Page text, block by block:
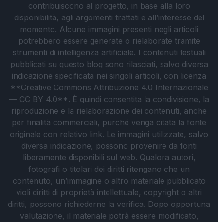
contribuiscono al progetto, in base alla loro
disponibilità, agli argomenti trattati e all’interesse del
momento. Alcune immagini presenti negli articoli
potrebbero essere generate o rielaborate tramite
strumenti di intelligenza artificiale. I contenuti testuali
pubblicati su questo blog sono rilasciati, salvo diversa
indicazione specificata nei singoli articoli, con licenza
**Creative Commons Attribuzione 4.0 Internazionale
— CC BY 4.0**. È quindi consentita la condivisione, la
riproduzione e la rielaborazione dei contenuti, anche
per finalità commerciali, purché venga citata la fonte
originale con relativo link. Le immagini utilizzate, salvo
diversa indicazione, possono provenire da fonti
liberamente disponibili sul web. Qualora autori,
fotografi o titolari dei diritti ritengano che un
contenuto, un’immagine o altro materiale pubblicato
violi diritti di proprietà intellettuale, copyright o altri
diritti, possono richiederne la verifica. Dopo opportuna
valutazione, il materiale potrà essere modificato,